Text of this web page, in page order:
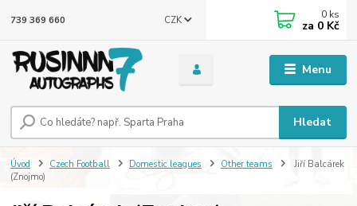
Menu
CZK
Hledat
739 369 660 0 ks
za 0 Kč
Úvod Czech Football Domestic leagues Other teams
Jiří Balcárek
(Znojmo)